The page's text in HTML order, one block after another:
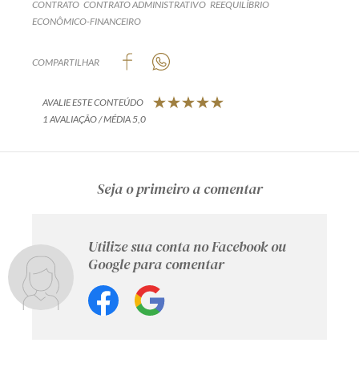
CONTRATO CONTRATO ADMINISTRATIVO REEQUILÍBRIO
ECONÔMICO-FINANCEIRO
COMPARTILHAR
AVALIE ESTE CONTEÚDO
1 AVALIAÇÃO / MÉDIA 5,0
Seja o primeiro a comentar
Utilize sua conta no Facebook ou
Google para comentar